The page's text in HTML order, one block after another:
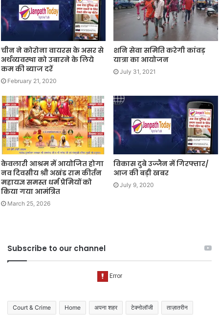
चीन ने कोरोना वायरस के असर से
अर्थव्यवस्था को उबारने के लिये
कम की ब्याज दरें
February 21, 2020
शनि सेवा समिति करेगी कांवड़
यात्रा का आयोजन
July 31, 2021
केवलारी आश्रम में आयोजित होगा
नव दिवसीय श्री अखंड राम कीर्तन
महायज्ञ समस्त धर्म प्रेमियों को
किया गया आमंत्रित
March 25, 2026
विकास दुबे उज्जैन में गिरफ्तार/
आज की बड़ी खबर
July 9, 2020
Subscribe to our channel
Court & Crime Home अपना शहर टेक्नोलॉजी ताज़ातरीन